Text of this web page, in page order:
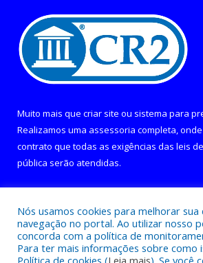
Muito mais que criar site ou sistema para
Realizamos uma assessoria completa,
contrato que todas as exigências das leis
pública serão atendidas.
Nós usamos cookies para melhorar sua
navegação no portal. Ao utilizar nosso
concorda com a política de
Para ter mais informações sobre como
Política de cookies (Leia mais). Se você